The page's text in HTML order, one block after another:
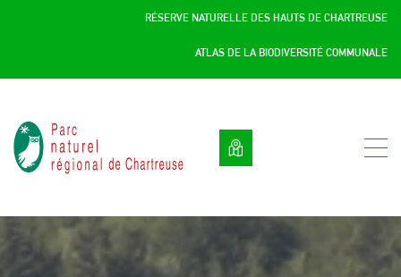
RÉSERVE NATURELLE DES HAUTS DE CHARTREUSE
ATLAS DE LA BIODIVERSITÉ COMMUNALE
Parc
naturel
régional
Chartreuse
Savoie
Panneau de gestion des cookies